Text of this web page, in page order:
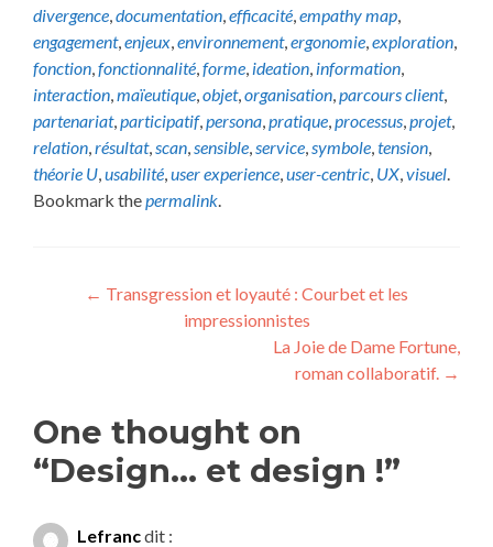
divergence,documentation,efficacité,empathy map,
engagement,enjeux,environnement,ergonomie,exploration,
fonction,fonctionnalité,forme, ideation, information,
interaction,maïeutique,objet,organisation,parcours client,
partenariat,participatif,persona,pratique,processus,projet,
relation,résultat,scan,sensible,service,symbole,tension,
théorie U,usabilité,user experience,user-centric, UX,visuel.
Bookmark thepermalink.
Post
navigation
← Transgression et loyauté : Courbet et les
impressionnistes
La Joie de Dame Fortune,
roman collaboratif. →
One thought on
“Design… et design !”
Lefrancdit :